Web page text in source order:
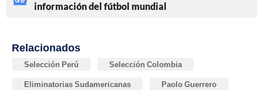
información del fútbol mundial
Relacionados
Selección Perú Selección Colombia
Eliminatorias Sudamericanas Paolo Guerrero